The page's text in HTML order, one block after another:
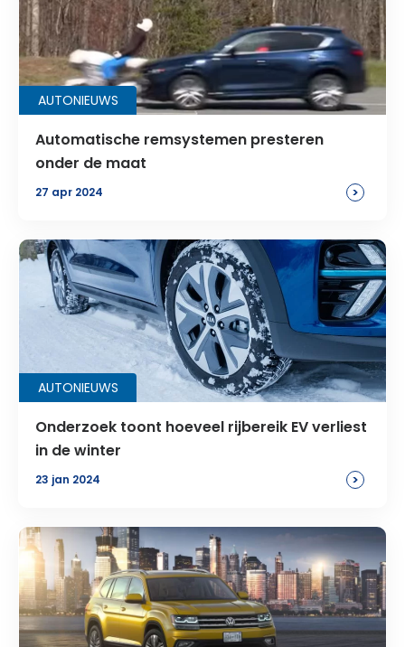
AUTONIEUWS
Automatische remsystemen presteren
onder de maat
27 apr 2024 >
AUTONIEUWS
Onderzoek toont hoeveel rijbereik EV verliest
in de winter
23 jan 2024 >